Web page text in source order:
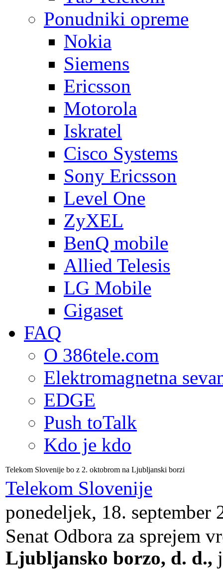
Ponudniki opreme
Nokia
Siemens
Ericsson
Motorola
Iskratel
Cisco Systems
Sony Ericsson
Level One
ZyXEL
BenQ mobile
Allied Telesis
LG Mobile
Gigaset
FAQ
O 386tele.com
Elektromagnetna
EDGE
Push toTalk
Kdo je kdo
Telekom Slovenije bo z 2. oktobrom na Ljubljanski borzi
Telekom Slovenije
ponedeljek, 18. september
Senat Odbora za sprejem
Ljubljansko borzo, d. d.,